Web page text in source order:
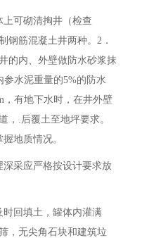
可砌清掏井（检查
钢筋混凝土井两种。2．
的内、外壁做防水砂浆抹
参水泥重量的5%的防水
，有地下水时，在井外壁
，.后覆土至地坪要求。
地质情况。
采应严格按设计要求放
回填土，罐体内灌满
，无尖角石块和建筑垃